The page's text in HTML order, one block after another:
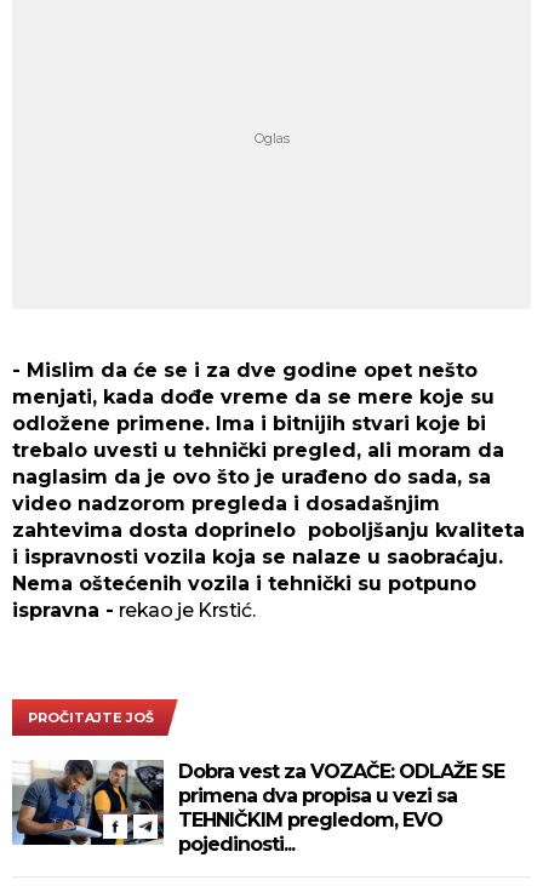
- Mislim da će se i za dve godine opet nešto
menjati, kada dođe vreme da se mere koje su
odložene primene. Ima i bitnijih stvari koje bi
trebalo uvesti u tehnički pregled, ali moram da
naglasim da je ovo što je urađeno do sada, sa
video nadzorom pregleda i dosadašnjim
zahtevima dosta doprinelo poboljšanju kvaliteta
i ispravnosti vozila koja se nalaze u saobraćaju.
Nema oštećenih vozila i tehnički su potpuno
ispravna - rekao je Krstić.
PROČITAJTE JOŠ
Dobra vest za VOZAČE: ODLAŽE SE
primena dva propisa u vezi sa
TEHNIČKIM pregledom, EVO
pojedinosti...